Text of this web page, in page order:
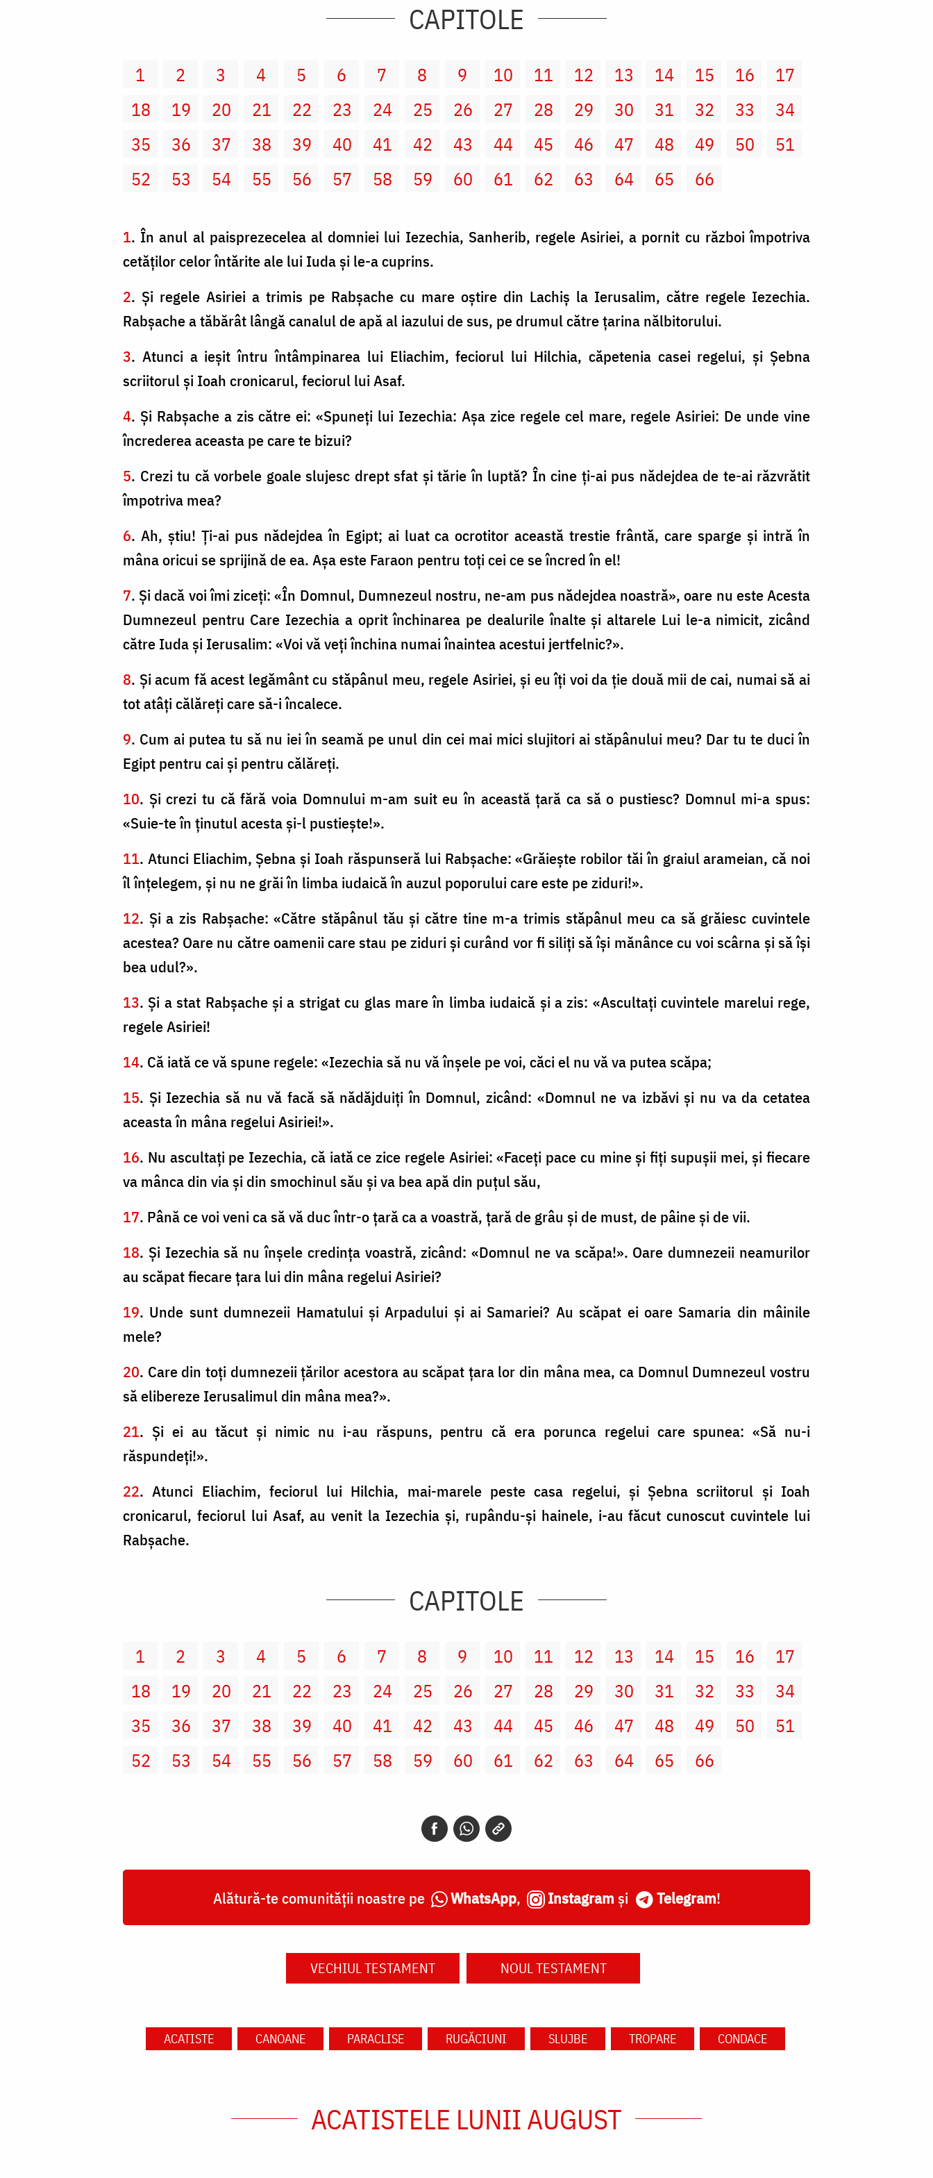
CAPITOLE
1 2 3 4 5 6 7 8 9 10 11 12 13 14 15 16
17
18
19 20 21 22 23 24 25 26 27 28 29 30 31 32 33
34
35
36 37 38 39 40 41 42 43 44 45 46 47 48 49 50
51
52
53 54 55 56 57 58 59 60 61 62 63 64 65 66
1. În anul al paisprezecelea al domniei lui Iezechia, Sanherib, regele Asiriei, a pornit cu război împotriva
cetăţilor celor întărite ale lui Iuda şi le-a cuprins.
2. Şi regele Asiriei a trimis pe Rabşache cu mare oştire din Lachiş la Ierusalim, către regele Iezechia.
Rabşache a tăbărât lângă canalul de apă al iazului de sus, pe drumul către ţarina nălbitorului.
3. Atunci a ieşit întru întâmpinarea lui Eliachim, feciorul lui Hilchia, căpetenia casei regelui, şi Şebna
scriitorul şi Ioah cronicarul, feciorul lui Asaf.
4. Şi Rabşache a zis către ei: «Spuneţi lui Iezechia: Aşa zice regele cel mare, regele Asiriei: De unde vine
încrederea aceasta pe care te bizui?
5. Crezi tu că vorbele goale slujesc drept sfat şi tărie în luptă? În cine ţi-ai pus nădejdea de te-ai răzvrătit
împotriva mea?
6. Ah, ştiu! Ți-ai pus nădejdea în Egipt; ai luat ca ocrotitor această trestie frântă, care sparge şi intră în
mâna oricui se sprijină de ea. Aşa este Faraon pentru toţi cei ce se încred în el!
7. Şi dacă voi îmi ziceţi: «În Domnul, Dumnezeul nostru, ne-am pus nădejdea noastră», oare nu este Acesta
Dumnezeul pentru Care Iezechia a oprit închinarea pe dealurile înalte şi altarele Lui le-a nimicit, zicând
către Iuda şi Ierusalim: «Voi vă veţi închina numai înaintea acestui jertfelnic?».
8. Şi acum fă acest legământ cu stăpânul meu, regele Asiriei, şi eu îţi voi da ţie două mii de cai, numai să ai
tot atâţi călăreţi care să-i încalece.
9. Cum ai putea tu să nu iei în seamă pe unul din cei mai mici slujitori ai stăpânului meu? Dar tu te duci în
Egipt pentru cai şi pentru călăreţi.
10. Şi crezi tu că fără voia Domnului m-am suit eu în această ţară ca să o pustiesc? Domnul mi-a spus:
«Suie-te în ţinutul acesta şi-l pustieşte!».
11. Atunci Eliachim, Şebna şi Ioah răspunseră lui Rabşache: «Grăieşte robilor tăi în graiul arameian, că noi
îl înţelegem, şi nu ne grăi în limba iudaică în auzul poporului care este pe ziduri!».
12. Şi a zis Rabşache: «Către stăpânul tău şi către tine m-a trimis stăpânul meu ca să grăiesc cuvintele
acestea? Oare nu către oamenii care stau pe ziduri şi curând vor fi siliţi să îşi mănânce cu voi scârna şi să îşi
bea udul?».
13. Şi a stat Rabşache şi a strigat cu glas mare în limba iudaică şi a zis: «Ascultaţi cuvintele marelui rege,
regele Asiriei!
14. Că iată ce vă spune regele: «Iezechia să nu vă înşele pe voi, căci el nu vă va putea scăpa;
15. Şi Iezechia să nu vă facă să nădăjduiţi în Domnul, zicând: «Domnul ne va izbăvi şi nu va da cetatea
aceasta în mâna regelui Asiriei!».
16. Nu ascultaţi pe Iezechia, că iată ce zice regele Asiriei: «Faceţi pace cu mine şi fiţi supuşii mei, şi fiecare
va mânca din via şi din smochinul său şi va bea apă din puţul său,
17. Până ce voi veni ca să vă duc într-o ţară ca a voastră, ţară de grâu şi de must, de pâine şi de vii.
18. Şi Iezechia să nu înşele credinţa voastră, zicând: «Domnul ne va scăpa!». Oare dumnezeii neamurilor
au scăpat fiecare ţara lui din mâna regelui Asiriei?
19. Unde sunt dumnezeii Hamatului şi Arpadului şi ai Samariei? Au scăpat ei oare Samaria din mâinile
mele?
20. Care din toţi dumnezeii ţărilor acestora au scăpat ţara lor din mâna mea, ca Domnul Dumnezeul vostru
să elibereze Ierusalimul din mâna mea?».
21. Şi ei au tăcut şi nimic nu i-au răspuns, pentru că era porunca regelui care spunea: «Să nu-i
răspundeţi!».
22. Atunci Eliachim, feciorul lui Hilchia, mai-marele peste casa regelui, şi Şebna scriitorul şi Ioah
cronicarul, feciorul lui Asaf, au venit la Iezechia şi, rupându-şi hainele, i-au făcut cunoscut cuvintele lui
Rabşache.
CAPITOLE
1 2 3 4 5 6 7 8 9 10 11 12 13 14 15 16
17
18
19 20 21 22 23 24 25 26 27 28 29 30 31 32 33
34
35
36 37 38 39 40 41 42 43 44 45 46 47 48 49 50
51
52
53 54 55 56 57 58 59 60 61 62 63 64 65 66
Alătură-te comunității noastre pe WhatsApp, Instagram și Telegram!
VECHIUL TESTAMENT NOUL TESTAMENT
ACATISTE CANOANE PARACLISE RUGĂCIUNI SLUJBE TROPARE CONDACE
ACATISTELE LUNII AUGUST